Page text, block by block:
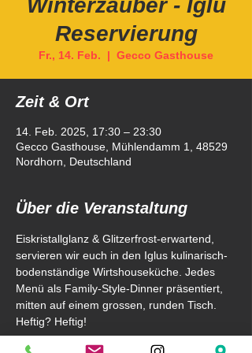
Winterzauber - Iglu
Reservierung
Fr., 14. Feb.
  |
Gecco Gasthouse
Zeit & Ort
14. Feb. 2025, 17:30 – 23:30
Gecco Gasthouse, Mühlendamm 1, 48529
Nordhorn, Deutschland
Über die Veranstaltung
Eiskristallglanz & Glitzerfrost-erwartend,
servieren wir euch in den Iglus kulinarisch-
bodenständige Wirtshouseküche. Jedes
Menü als Family-Style-Dinner präsentiert,
mitten auf einem grossen, runden Tisch.
Heftig? Heftig!